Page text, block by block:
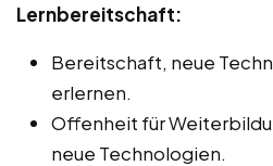
Lernbereitschaft:
Bereitschaft, neue
erlernen.
Offenheit für
neue Technologien.